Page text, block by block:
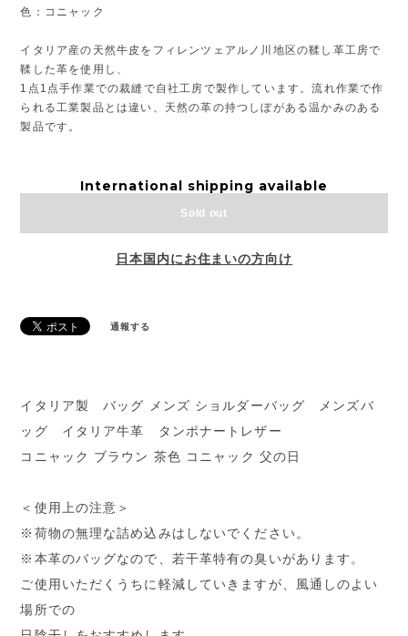
色：コニャック
イタリア産の天然牛皮をフィレンツェアルノ川地区の鞣し革工房で
鞣した革を使用し、
1点1点手作業での裁縫で自社工房で製作しています。流れ作業で作
られる工業製品とは違い、天然の革の持つしぼがある温かみのある
製品です。
International shipping available
Sold out
日本国内にお住まいの方向け
通報する
イタリア製 バッグ メンズ ショルダーバッグ メンズバ
ッグ イタリア牛革 タンポナートレザー
コニャック ブラウン 茶色 コニャック 父の日
＜使用上の注意＞
※荷物の無理な詰め込みはしないでください。
※本革のバッグなので、若干革特有の臭いがあります。
ご使用いただくうちに軽減していきますが、風通しのよい
場所での